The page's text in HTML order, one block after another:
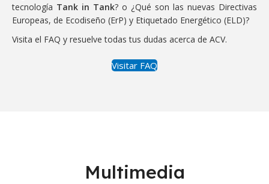
tecnología Tank in Tank? o ¿Qué son las nuevas Directivas
Europeas, de Ecodiseño (ErP) y Etiquetado Energético (ELD)?
Visita el FAQ y resuelve todas tus dudas acerca de ACV.
Visitar FAQ
Multimedia